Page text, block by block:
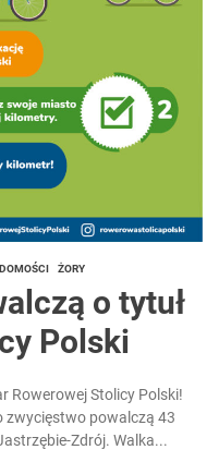
ŻORY
o tytuł
Polski
Rowerowej Stolicy Polski!
zwycięstwo powalczą 43
Zdrój. Walka...